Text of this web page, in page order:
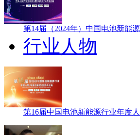
第14届（2024年）中国电池新能
行业人物
第16届中国电池新能源行业年度